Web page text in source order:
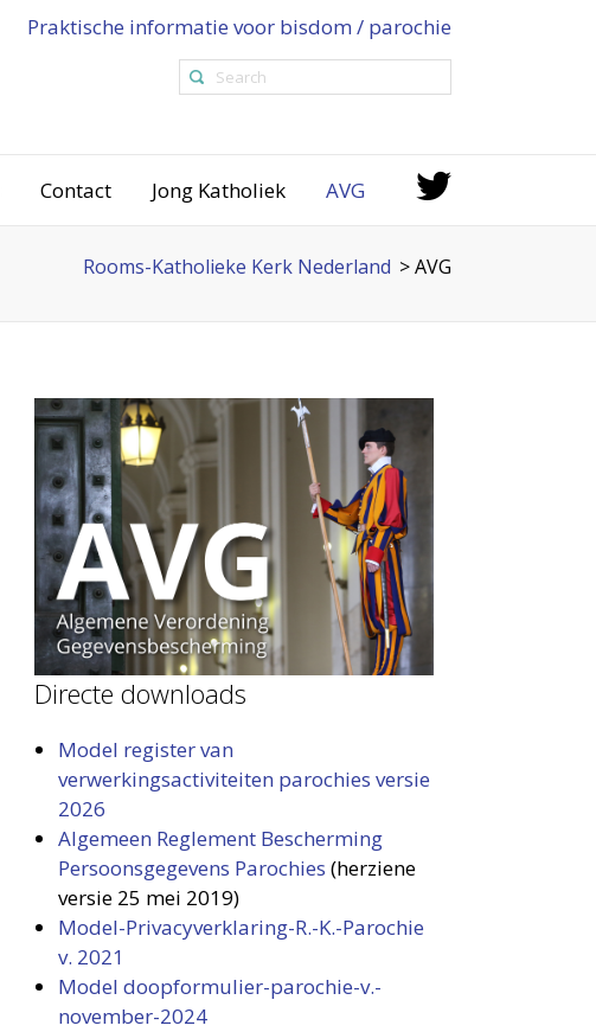
Praktische informatie voor bisdom / parochie
Contact Jong Katholiek AVG
Rooms-Katholieke Kerk Nederland >AVG
Directe downloads
Model register van
verwerkingsactiviteiten parochies versie
2026
Algemeen Reglement Bescherming
Persoonsgegevens Parochies (herziene
versie 25 mei 2019)
Model-Privacyverklaring-R.-K.-Parochie
v. 2021
Model doopformulier-parochie-v.-
november-2024